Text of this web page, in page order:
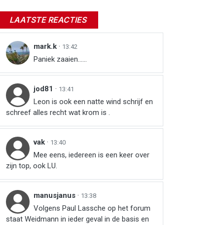
LAATSTE REACTIES
mark.k · 13:42
Paniek zaaien......
jod81 · 13:41
Leon is ook een natte wind schrijf en
schreef alles recht wat krom is .
vak · 13:40
Mee eens, iedereen is een keer over
zijn top, ook LU.
manusjanus · 13:38
Volgens Paul Lassche op het forum
staat Weidmann in ieder geval in de basis en